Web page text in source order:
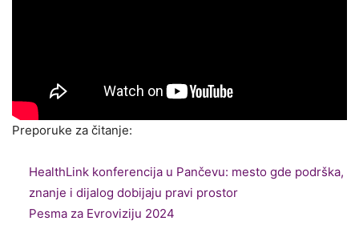
Preporuke za čitanje:
HealthLink konferencija u Pančevu: mesto gde podrška,
znanje i dijalog dobijaju pravi prostor
Pesma za Evroviziju 2024